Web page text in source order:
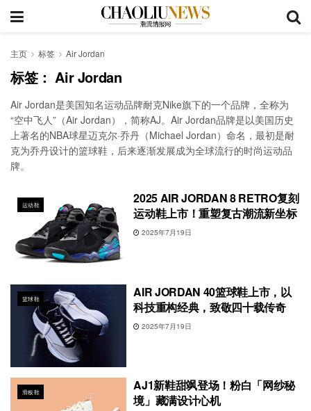
主页 标签 Air Jordan
标签：Air Jordan
Air Jordan是美国知名运动品牌耐克Nike旗下的一个品牌，全称为
“空中飞人”（Air Jordan），简称AJ‌‌。Air Jordan品牌是以美国历史
上著名的NBA球星迈克尔·乔丹（Michael Jordan）命名，最初是耐
克为乔丹设计的篮球鞋，后来逐渐发展成为全球流行的时尚运动品
牌‌。
运动鞋
2025 AIR JORDAN 8 RETRO复刻
运动鞋上市！重塑复古潮流新坐标
2025年7月19日
篮球鞋
AIR JORDAN 40篮球鞋上市，以
科技重构经典，致敬四十载传奇
2025年7月19日
滑板鞋
AJ1新鞋甜飒登场！粉白「网纱秘
境」藏满设计心机